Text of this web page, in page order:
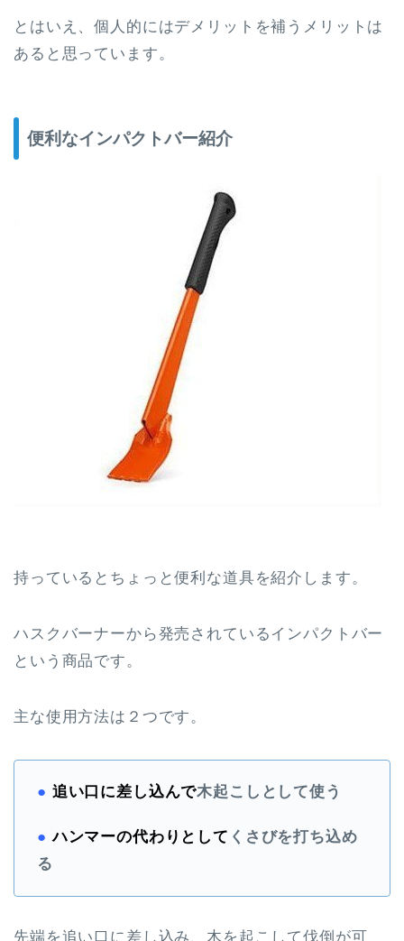
とはいえ、個人的にはデメリットを補うメリットは
あると思っています。
便利なインパクトバー紹介
持っているとちょっと便利な道具を紹介します。
ハスクバーナーから発売されているインパクトバー
という商品です。
主な使用方法は２つです。
● 追い口に差し込んで木起こしとして使う
●ハンマーの代わりとして くさびを打ち込め
る
先端を追い口に差し込み、木を起こして伐倒が可